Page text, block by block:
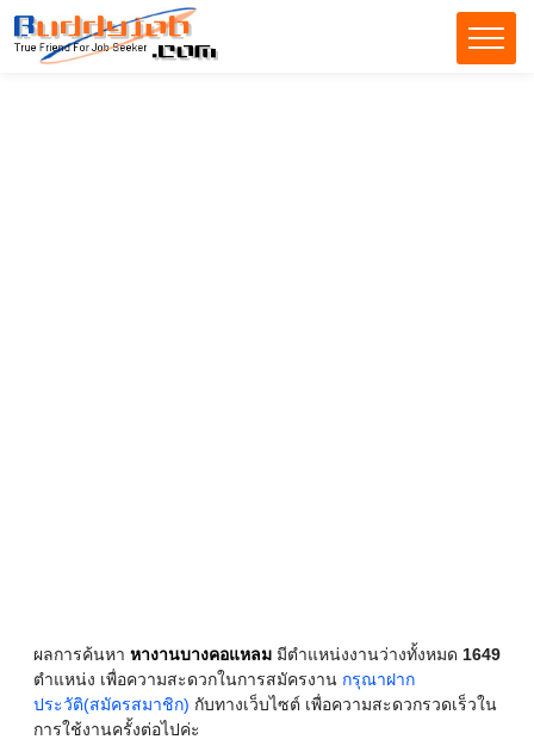
ผลการค้นหา หางานบางคอแหลมมีตำแหน่งงานว่างทั้งหมด 1649
ตำแหน่ง เพื่อความสะดวกในการสมัครงาน กรุณาฝาก
ประวัติ(สมัครสมาชิก) กับทางเว็บไซต์ เพื่อความสะดวกรวดเร็วใน
การใช้งานครั้งต่อไปค่ะ